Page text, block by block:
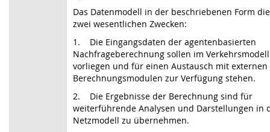
Das Datenmodell in der beschriebenen Form
zwei wesentlichen Zwecken:
1. Die Eingangsdaten der agentenbasierten
Nachfrageberechnung sollen im Verkehrsmodell
vorliegen und für einen Austausch mit externen
Berechnungsmodulen zur Verfügung stehen.
2. Die Ergebnisse der Berechnung sind für
weiterführende Analysen und Darstellungen in
Netzmodell zu übernehmen.